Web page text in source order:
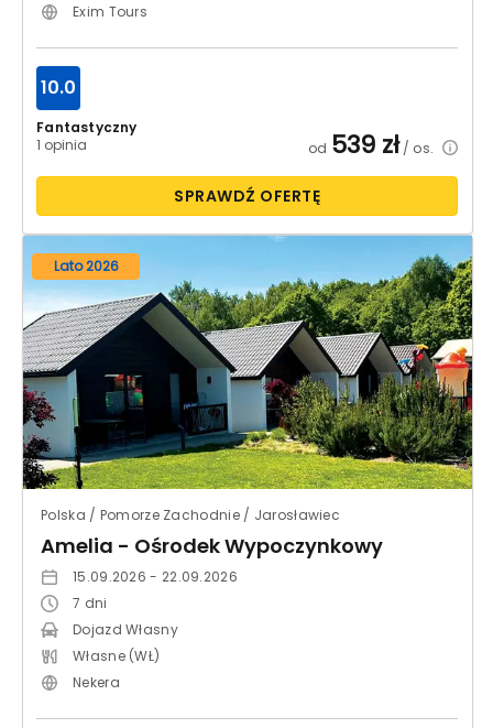
Exim Tours
Fantastyczny
1 opinia
10.0
od 539 zł/ os.
SPRAWDŹ OFERTĘ
Lato 2026
Polska / Pomorze Zachodnie / Jarosławiec
Amelia - Ośrodek Wypoczynkowy
15.09.2026 - 22.09.2026
7 dni
Dojazd Własny
Własne (WŁ)
Nekera